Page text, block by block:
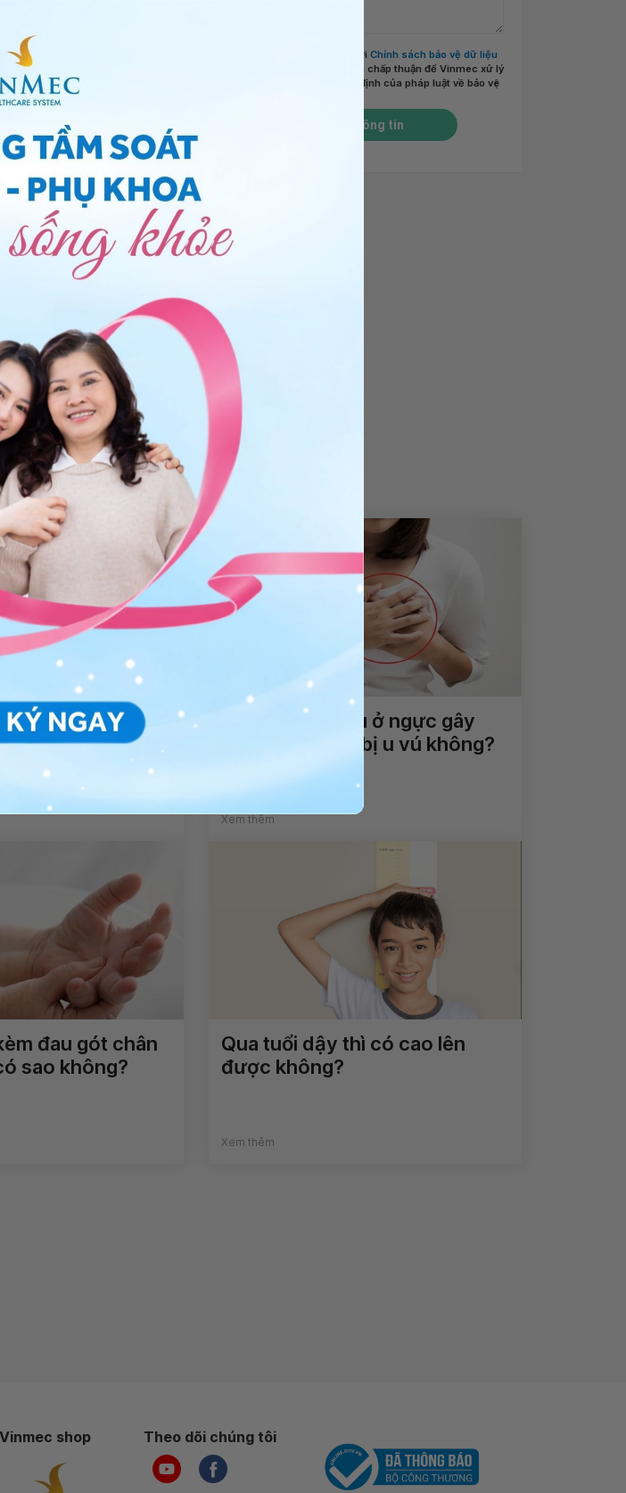
hoặc đặt
để quản lý, theo dõi
Chia sẻ
Tôi đã đọc và đồng ý với Chính sách bảo vệ dữ liệu
và chấp thuận để Vinmec xử lý
DLCN của tôi theo quy định của pháp luật về bảo vệ
Gửi thông tin
tránh ung thư
Xuất hiện khối u ở ngực gây
đau thì có phải bị u vú không?
Xem thêm
đau gót chân
sao không?
Qua tuổi dậy thì có cao lên
được không?
Xem thêm
Vinmec shop Theo dõi chúng tôi